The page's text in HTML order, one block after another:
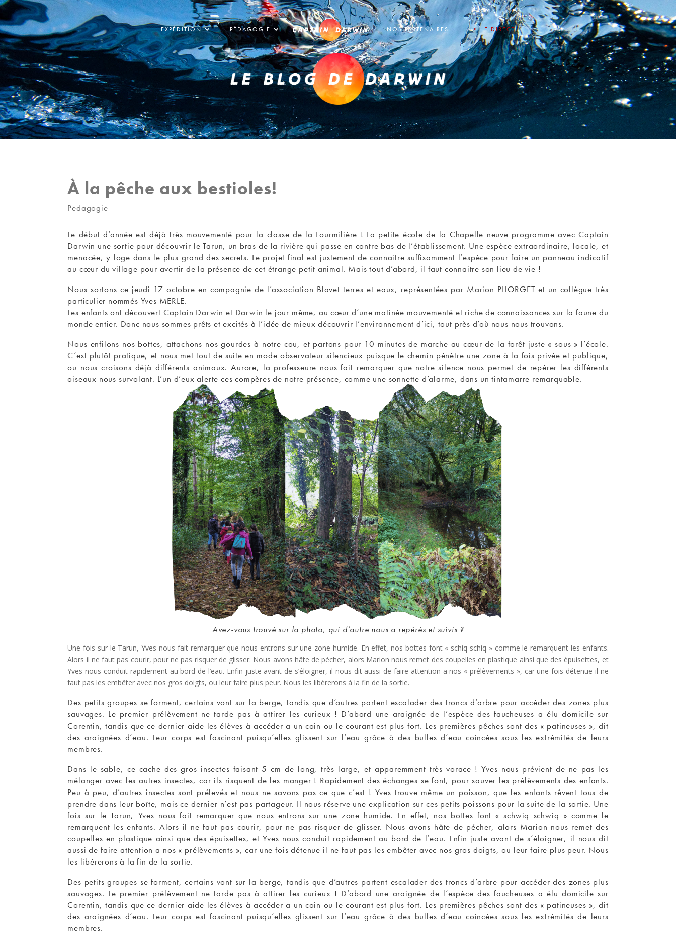
EXPÉDITION PÉDAGOGIE NOS PARTENAIRES • LE DIRECT
À la pêche aux bestioles!
Pedagogie
Le début d’année est déjà très mouvementé pour la classe de la Fourmilière ! La petite école de la Chapelle neuve programme avec Captain
Darwin une sortie pour découvrir le Tarun, un bras de la rivière qui passe en contre bas de l’établissement. Une espèce extraordinaire, locale, et
menacée, y loge dans le plus grand des secrets. Le projet final est justement de connaitre suffisamment l’espèce pour faire un panneau indicatif
au cœur du village pour avertir de la présence de cet étrange petit animal. Mais tout d’abord, il faut connaitre son lieu de vie !
Nous sortons ce jeudi 17 octobre en compagnie de l’association Blavet terres et eaux, représentées par Marion PILORGET et un collègue très
particulier nommés Yves MERLE.
Les enfants ont découvert Captain Darwin et Darwin le jour même, au cœur d’une matinée mouvementé et riche de connaissances sur la faune du
monde entier. Donc nous sommes prêts et excités à l’idée de mieux découvrir l’environnement d’ici, tout près d’où nous nous trouvons.
Nous enfilons nos bottes, attachons nos gourdes à notre cou, et partons pour 10 minutes de marche au cœur de la forêt juste « sous » l’école.
C’est plutôt pratique, et nous met tout de suite en mode observateur silencieux puisque le chemin pénètre une zone à la fois privée et publique,
ou nous croisons déjà différents animaux. Aurore, la professeure nous fait remarquer que notre silence nous permet de repérer les différents
oiseaux nous survolant. L’un d’eux alerte ces compères de notre présence, comme une sonnette d’alarme, dans un tintamarre remarquable.
Avez-vous trouvé sur la photo, qui d’autre nous a repérés et suivis ?
Une fois sur le Tarun, Yves nous fait remarquer que nous entrons sur une zone humide. En effet, nos bottes font « schiq schiq » comme le remarquent les enfants.
Alors il ne faut pas courir, pour ne pas risquer de glisser. Nous avons hâte de pécher, alors Marion nous remet des coupelles en plastique ainsi que des épuisettes, et
Yves nous conduit rapidement au bord de l’eau. Enfin juste avant de s’éloigner, il nous dit aussi de faire attention a nos « prélèvements », car une fois détenue il ne
faut pas les embêter avec nos gros doigts, ou leur faire plus peur. Nous les libérerons à la fin de la sortie.
Des petits groupes se forment, certains vont sur la berge, tandis que d’autres partent escalader des troncs d’arbre pour accéder des zones plus
sauvages. Le premier prélèvement ne tarde pas à attirer les curieux ! D’abord une araignée de l’espèce des faucheuses a élu domicile sur
Corentin, tandis que ce dernier aide les élèves à accéder a un coin ou le courant est plus fort. Les premières pêches sont des « patineuses », dit
des araignées d’eau. Leur corps est fascinant puisqu’elles glissent sur l’eau grâce à des bulles d’eau coincées sous les extrémités de leurs
membres.
Dans le sable, ce cache des gros insectes faisant 5 cm de long, très large, et apparemment très vorace ! Yves nous prévient de ne pas les
mélanger avec les autres insectes, car ils risquent de les manger ! Rapidement des échanges se font, pour sauver les prélèvements des enfants.
Peu à peu, d’autres insectes sont prélevés et nous ne savons pas ce que c’est ! Yves trouve même un poisson, que les enfants rêvent tous de
prendre dans leur boîte, mais ce dernier n’est pas partageur. Il nous réserve une explication sur ces petits poissons pour la suite de la sortie. Une
fois sur le Tarun, Yves nous fait remarquer que nous entrons sur une zone humide. En effet, nos bottes font « schwiq schwiq » comme le
remarquent les enfants. Alors il ne faut pas courir, pour ne pas risquer de glisser. Nous avons hâte de pécher, alors Marion nous remet des
coupelles en plastique ainsi que des épuisettes, et Yves nous conduit rapidement au bord de l’eau. Enfin juste avant de s’éloigner, il nous dit
aussi de faire attention a nos « prélèvements », car une fois détenue il ne faut pas les embêter avec nos gros doigts, ou leur faire plus peur. Nous
les libérerons à la fin de la sortie.
Des petits groupes se forment, certains vont sur la berge, tandis que d’autres partent escalader des troncs d’arbre pour accéder des zones plus
sauvages. Le premier prélèvement ne tarde pas à attirer les curieux ! D’abord une araignée de l’espèce des faucheuses a élu domicile sur
Corentin, tandis que ce dernier aide les élèves à accéder a un coin ou le courant est plus fort. Les premières pêches sont des « patineuses », dit
des araignées d’eau. Leur corps est fascinant puisqu’elles glissent sur l’eau grâce à des bulles d’eau coincées sous les extrémités de leurs
membres.